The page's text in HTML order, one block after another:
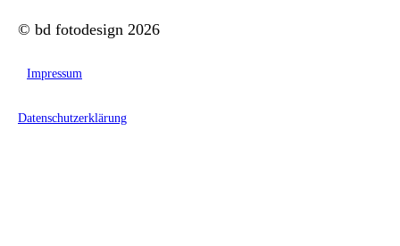
© bd fotodesign 2026
Impressum
Datenschutzerklärung